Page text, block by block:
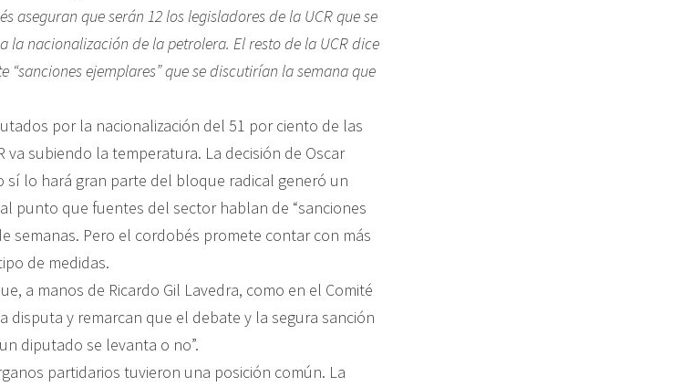
aseguran que serán 12 los legisladores de la UCR que se
nacionalización de la petrolera. El resto de la UCR dice
“sanciones ejemplares” que se discutirían la semana que
por la nacionalización del 51 por ciento de las
va subiendo la temperatura. La decisión de Oscar
sí lo hará gran parte del bloque radical generó un
punto que fuentes del sector hablan de “sanciones
semanas. Pero el cordobés promete contar con más
de medidas.
a manos de Ricardo Gil Lavedra, como en el Comité
disputa y remarcan que el debate y la segura sanción
diputado se levanta o no”.
partidarios tuvieron una posición común. La